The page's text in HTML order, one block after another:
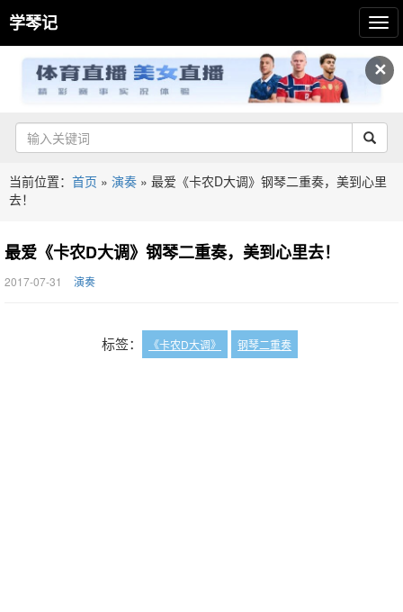
✕
学琴记
当前位置： 首页 » 演奏 » 最爱《卡农D大调》钢琴二重奏，美到心里
去！
最爱《卡农D大调》钢琴二重奏，美到心里去！
2017-07-31 演奏
标签： 《卡农D大调》 钢琴二重奏